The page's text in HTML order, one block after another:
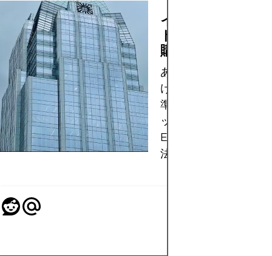
インデックスフ
ドとETFの選び
購入方法
あらゆるレベルの投
けの実用的なヒント、
準、手順とともに、
ックス ファンドまたは
ETF を選択して購入
法を学びます。